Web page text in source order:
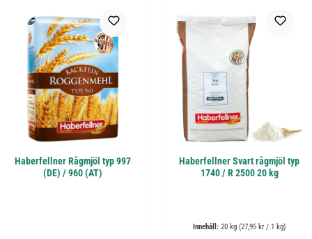
Haberfellner Rågmjöl typ 997
(DE) / 960 (AT)
Haberfellner Svart rågmjöl typ
1740 / R 2500 20 kg
Innehåll: 20 kg (27,95 kr / 1 kg)